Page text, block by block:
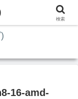
の趣味ブログ
16-amd-
検索